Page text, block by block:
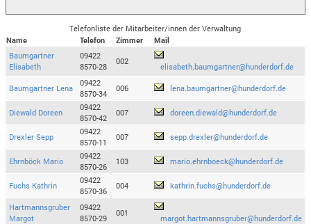
Telefonliste der Mitarbeiter/innen der Verwaltung
Name
Telefon Zimmer
Mail
Baumgartner
Elisabeth
09422
8570-28
002
elisabeth.baumgartner@hunderdorf.de
Baumgartner Lena
09422
8570-34
006 lena.baumgartner@hunderdorf.de
Diewald Doreen
09422
8570-42
007 doreen.diewald@hunderdorf.de
Drexler Sepp
09422
8570-11
007 sepp.drexler@hunderdorf.de
Ehrnböck Mario
09422
8570-26
103 mario.ehrnboeck@hunderdorf.de
Fuchs Kathrin
09422
8570-36
004 kathrin.fuchs@hunderdorf.de
Hartmannsgruber
Margot
09422
8570-29
001
margot.hartmannsgruber@hunderdorf.de